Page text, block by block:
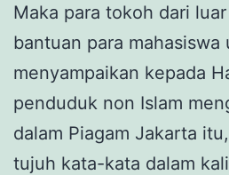
Maka para tokoh dari
bantuan para mahasiswa
menyampaikan kepada
penduduk non Islam
dalam Piagam Jakarta
tujuh kata-kata dalam